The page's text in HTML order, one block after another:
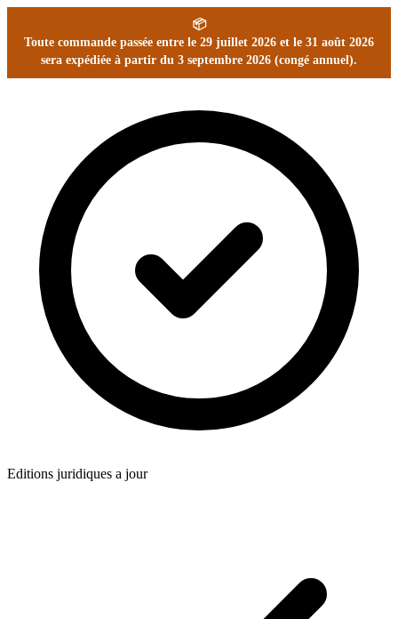
📦
Toute commande passée entre le 29 juillet 2026 et le 31 août 2026
sera expédiée à partir du 3 septembre 2026 (congé annuel).
Editions juridiques a jour